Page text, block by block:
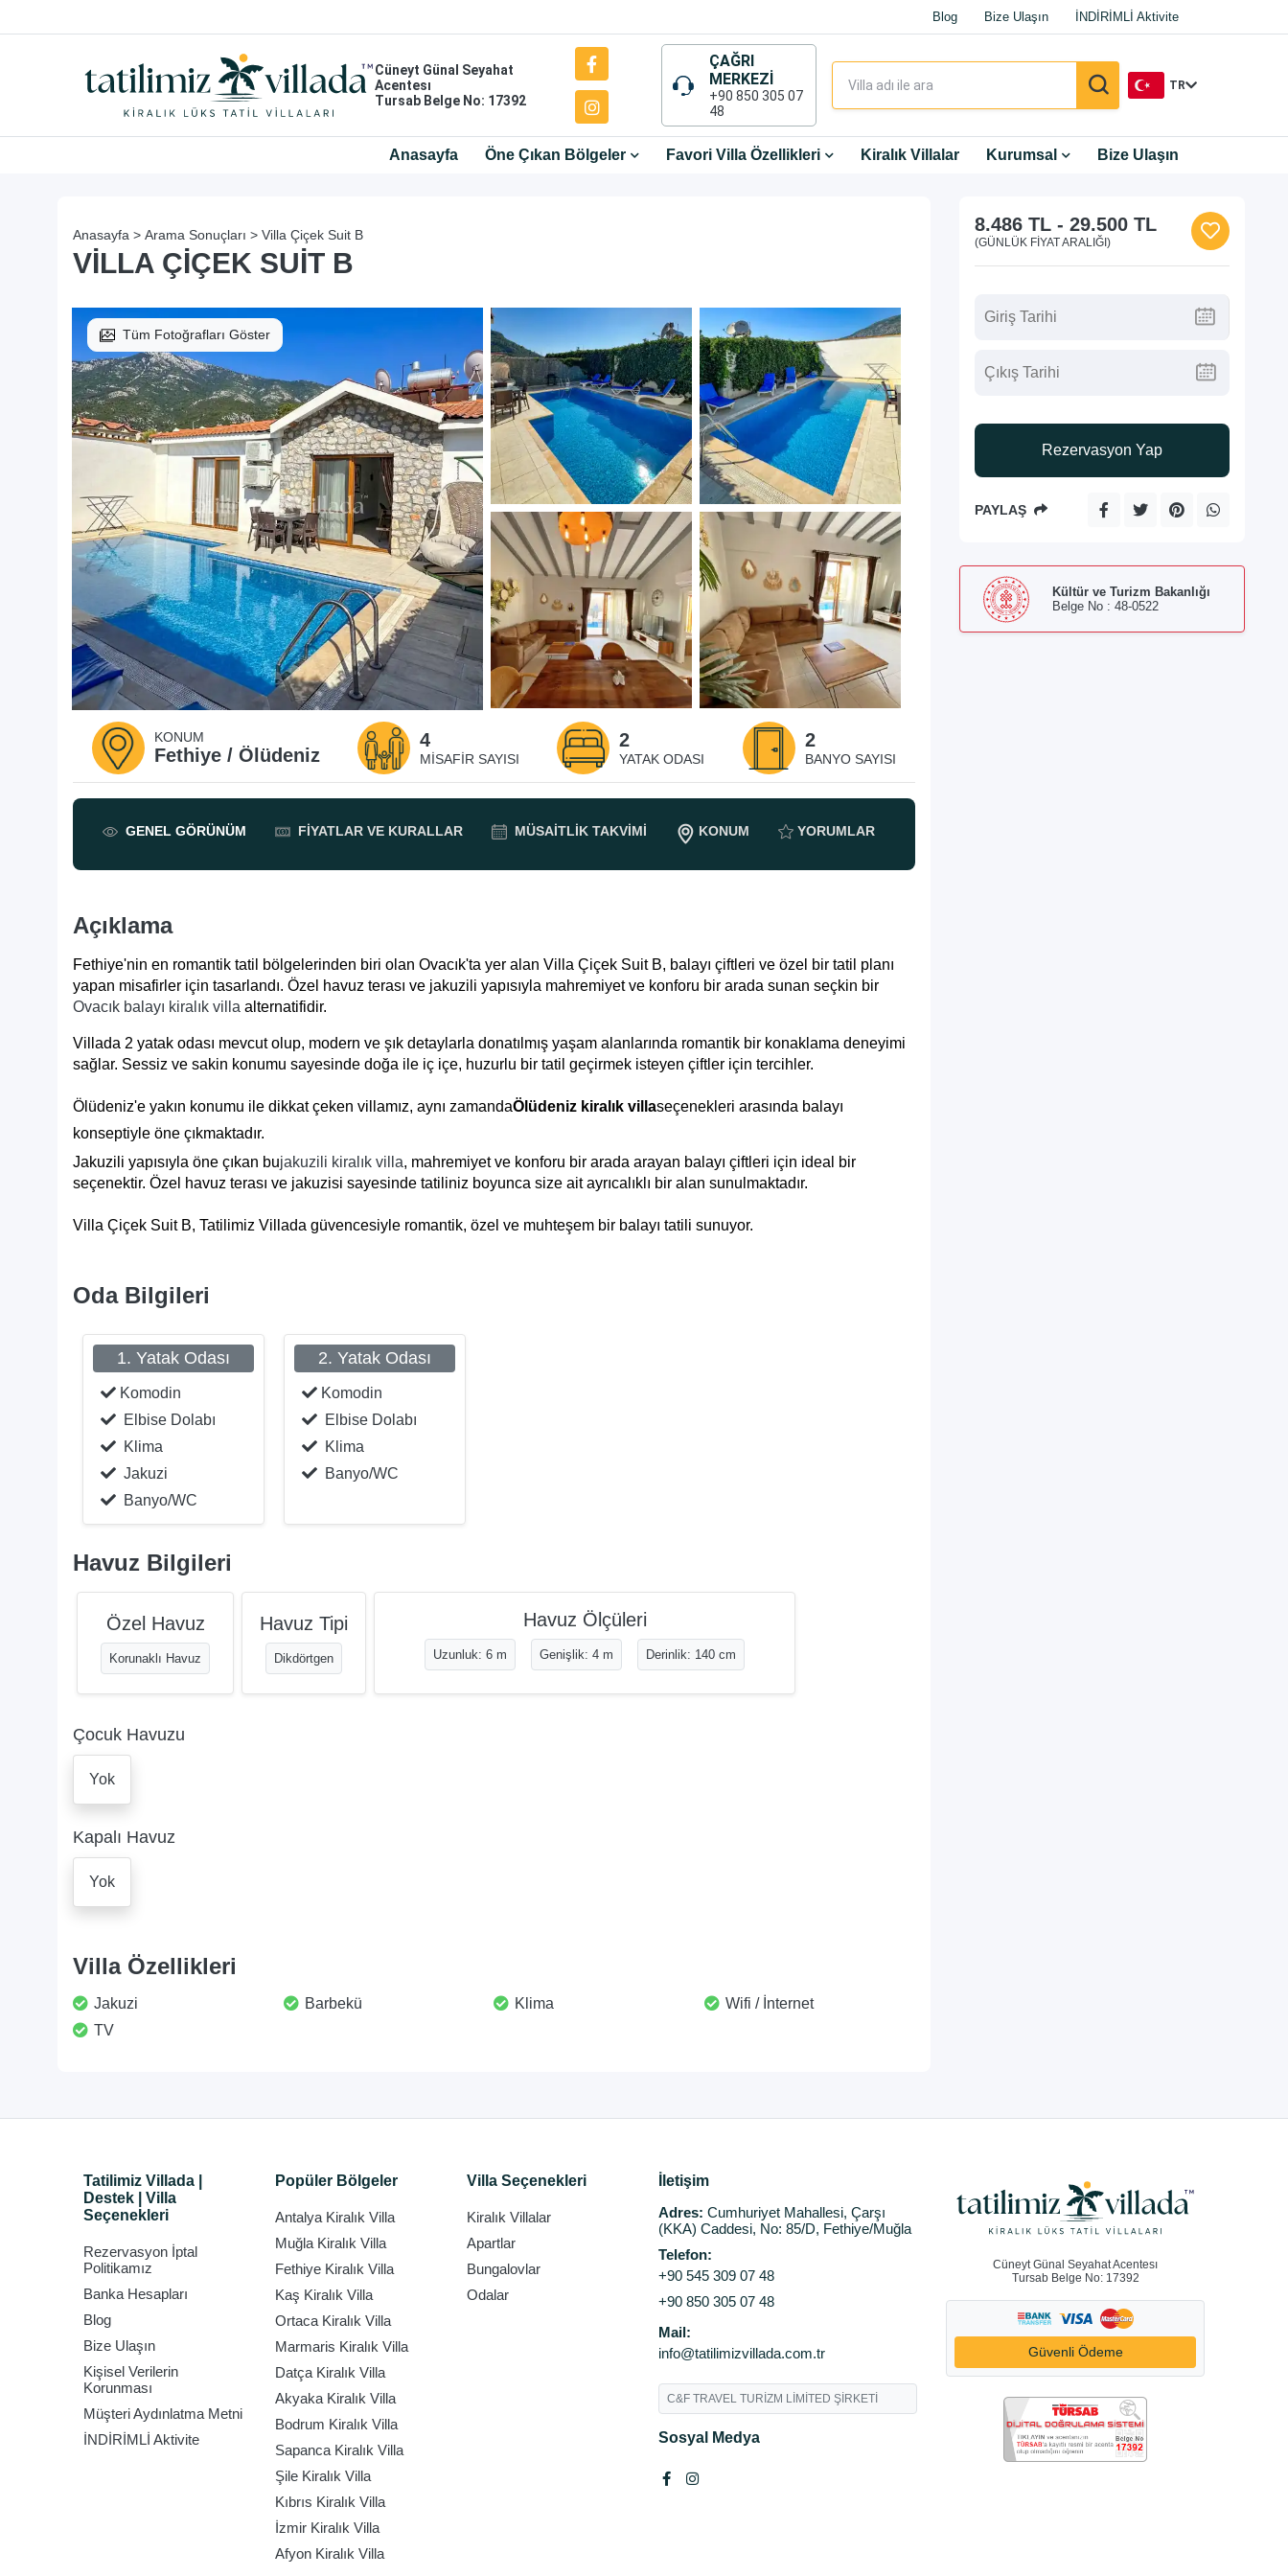
Blog Bize Ulaşın İNDİRİMLİ Aktivite
Cüneyt Günal Seyahat
Acentesı
Tursab Belge No: 17392
ÇAĞRI
MERKEZİ
+90 850 305 07
48
TR
Anasayfa Öne Çıkan Bölgeler Favori Villa Özellikleri Kiralık Villalar Kurumsal Bize Ulaşın
Anasayfa > Arama Sonuçları > Villa Çiçek Suit B
VILLA ÇIÇEK SUIT B
Tüm Fotoğrafları Göster
KONUM
Fethiye / Ölüdeniz
4
MISAFIR SAYISI
2
YATAK ODASI
2
BANYO SAYISI
GENEL GÖRÜNÜM FIYATLAR VE KURALLAR MÜSAITLIK TAKVIMI KONUM YORUMLAR
Açıklama
Fethiye'nin en romantik tatil bölgelerinden biri olan Ovacık'ta yer alan Villa Çiçek Suit B, balayı çiftleri ve özel bir tatil planı
yapan misafirler için tasarlandı. Özel havuz terası ve jakuzili yapısıyla mahremiyet ve konforu bir arada sunan seçkin bir
Ovacık balayı kiralık villa alternatifidir.
Villada 2 yatak odası mevcut olup, modern ve şık detaylarla donatılmış yaşam alanlarında romantik bir konaklama deneyimi
sağlar. Sessiz ve sakin konumu sayesinde doğa ile iç içe, huzurlu bir tatil geçirmek isteyen çiftler için tercihler.
Ölüdeniz'e yakın konumu ile dikkat çeken villamız, aynı zamandaÖlüdeniz kiralık villaseçenekleri arasında balayı
konseptiyle öne çıkmaktadır.
Jakuzili yapısıyla öne çıkan bujakuzili kiralık villa, mahremiyet ve konforu bir arada arayan balayı çiftleri için ideal bir
seçenektir. Özel havuz terası ve jakuzisi sayesinde tatiliniz boyunca size ait ayrıcalıklı bir alan sunulmaktadır.
Villa Çiçek Suit B, Tatilimiz Villada güvencesiyle romantik, özel ve muhteşem bir balayı tatili sunuyor.
Oda Bilgileri
1. Yatak Odası
Komodin
Elbise Dolabı
Klima
Jakuzi
Banyo/WC
2. Yatak Odası
Komodin
Elbise Dolabı
Klima
Banyo/WC
Havuz Bilgileri
Özel Havuz
Korunaklı Havuz
Havuz Tipi
Dikdörtgen
Havuz Ölçüleri
Uzunluk: 6 m Genişlik: 4 m Derinlik: 140 cm
Çocuk Havuzu
Yok
Kapalı Havuz
Yok
Villa Özellikleri
Jakuzi Barbekü Klima
Wifi / İnternet
TV
8.486 TL- 29.500 TL
(GÜNLÜK FIYAT ARALIĞI)
Rezervasyon Yap
PAYLAŞ
Kültür ve Turizm Bakanlığı
Belge No : 48-0522
Tatilimiz Villada |
Destek | Villa
Seçenekleri
Rezervasyon İptal
Politikamız
Banka Hesapları
Blog
Bize Ulaşın
Kişisel Verilerin
Korunması
Müşteri Aydınlatma Metni
İNDİRİMLİ Aktivite
Popüler Bölgeler
Antalya Kiralık Villa
Muğla Kiralık Villa
Fethiye Kiralık Villa
Kaş Kiralık Villa
Ortaca Kiralık Villa
Marmaris Kiralık Villa
Datça Kiralık Villa
Akyaka Kiralık Villa
Bodrum Kiralık Villa
Sapanca Kiralık Villa
Şile Kiralık Villa
Kıbrıs Kiralık Villa
İzmir Kiralık Villa
Afyon Kiralık Villa
Villa Seçenekleri
Kiralık Villalar
Apartlar
Bungalovlar
Odalar
İletişim
Adres: Cumhuriyet Mahallesi, Çarşı
(KKA) Caddesi, No: 85/D, Fethiye/Muğla
Telefon:
+90 545 309 07 48
+90 850 305 07 48
Mail:
info@tatilimizvillada.com.tr
C&F TRAVEL TURİZM LİMİTED ŞİRKETİ
Sosyal Medya
Cüneyt Günal Seyahat Acentesı
Tursab Belge No: 17392
Güvenli Ödeme